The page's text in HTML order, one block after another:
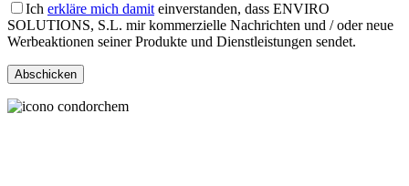
Ich erkläre mich damiteinverstanden, dass ENVIRO
SOLUTIONS, S.L. mir kommerzielle Nachrichten und / oder neue
Werbeaktionen seiner Produkte und Dienstleistungen sendet.